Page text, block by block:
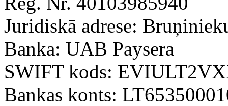
Juridiskā adrese:
Banka: UAB Paysera
SWIFT kods:
Bankas konts: